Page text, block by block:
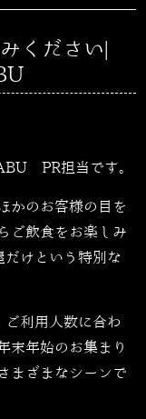
ください|
PR担当です。
かのお客様の目を
ご飲食をお楽しみ
だけという特別な
ご利用人数に合わ
末年始のお集まり
まざまなシーンで